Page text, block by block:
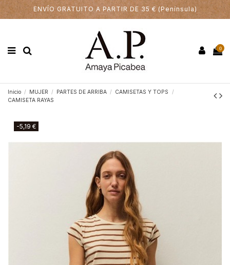
ENVÍO GRATUITO A PARTIR DE 35 € (Península)
0
Inicio MUJER PARTES DE ARRIBA
CAMISETAS Y TOPS
CAMISETA RAYAS
-5,19 €